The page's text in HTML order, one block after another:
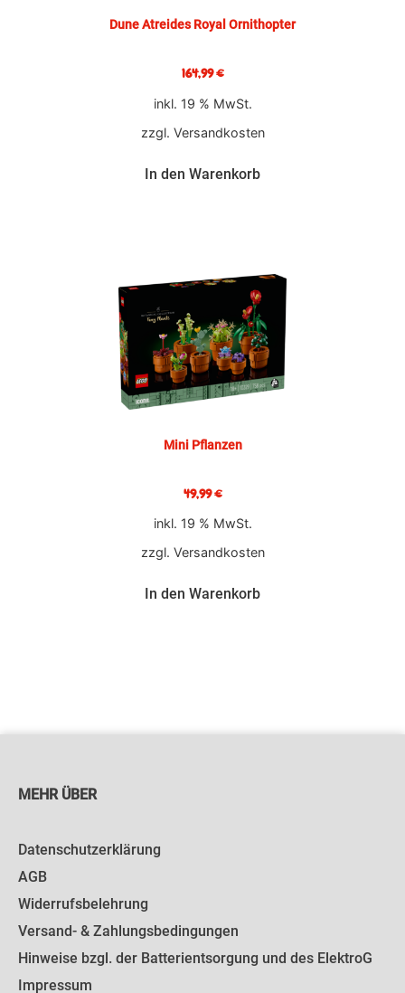
Dune Atreides Royal Ornithopter
164,99€
inkl. 19 % MwSt.
zzgl. Versandkosten
In den Warenkorb
Mini Pflanzen
49,99€
inkl. 19 % MwSt.
zzgl. Versandkosten
In den Warenkorb
MEHR ÜBER
Datenschutzerklärung
AGB
Widerrufsbelehrung
Versand- & Zahlungsbedingungen
Hinweise bzgl. der Batterientsorgung und des ElektroG
Impressum